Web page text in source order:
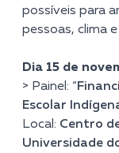
possíveis para
pessoas, clima
Dia 15 de
> Painel: “
Escolar
Local: Centro
Universidade